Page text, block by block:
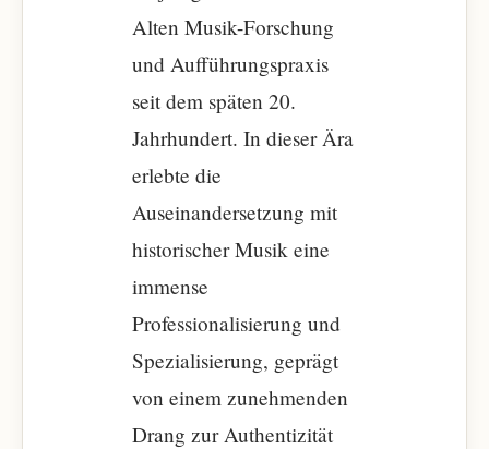
Alten Musik-Forschung
und Aufführungspraxis
seit dem späten 20.
Jahrhundert. In dieser Ära
erlebte die
Auseinandersetzung mit
historischer Musik eine
immense
Professionalisierung und
Spezialisierung, geprägt
von einem zunehmenden
Drang zur Authentizität